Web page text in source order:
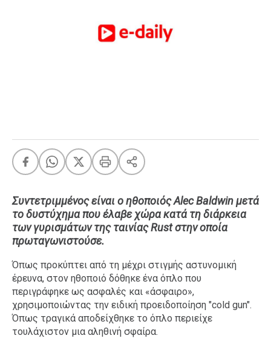
A-List LGBTQI+
Food
Body+Mind
Ταξίδια
Style
Σπίτι
Family
Σχέσεις
Συντετριμμένος είναι ο ηθοποιός Alec Baldwin μετά
το δυστύχημα που έλαβε χώρα κατά τη διάρκεια
των γυρισμάτων της ταινίας Rust στην οποία
πρωταγωνιστούσε.
Όπως προκύπτει από τη μέχρι στιγμής αστυνομική
έρευνα, στον ηθοποιό δόθηκε ένα όπλο που
περιγράφηκε ως ασφαλές και «άσφαιρο»,
χρησιμοποιώντας την ειδική προειδοποίηση "cold gun".
Όπως τραγικά αποδείχθηκε το όπλο περιείχε
τουλάχιστον μια αληθινή σφαίρα.